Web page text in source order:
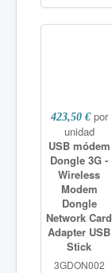
423,50 € por
unidad
USB módem
Dongle 3G -
Wireless
Modem
Dongle
Network Card
Adapter USB
Stick
3GDON002